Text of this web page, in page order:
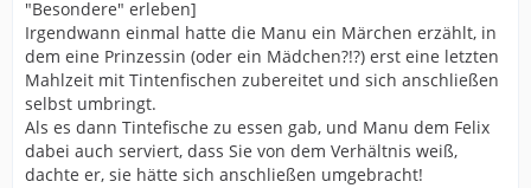
"Besondere" erleben]
Irgendwann einmal hatte die Manu ein Märchen erzählt, in
dem eine Prinzessin (oder ein Mädchen?!?) erst eine letzten
Mahlzeit mit Tintenfischen zubereitet und sich anschließen
selbst umbringt.
Als es dann Tintefische zu essen gab, und Manu dem Felix
dabei auch serviert, dass Sie von dem Verhältnis weiß,
dachte er, sie hätte sich anschließen umgebracht!